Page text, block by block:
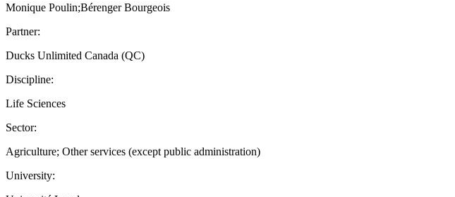
Monique Poulin;Bérenger Bourgeois
Partner:
Ducks Unlimited Canada (QC)
Discipline:
Life Sciences
Sector:
Agriculture; Other services (except public administration)
University: